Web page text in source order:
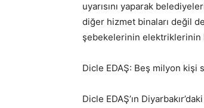
uyarısını yaparak
diğer hizmet binaları değil
şebekelerinin elektriklerinin
Dicle EDAŞ: Beş milyon kişi
Dicle EDAŞ’ın